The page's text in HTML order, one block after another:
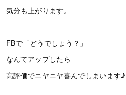
気分も上がります。
FBで「どうでしょう？」
なんてアップしたら
高評価でニヤニヤ喜んでしまいます♪